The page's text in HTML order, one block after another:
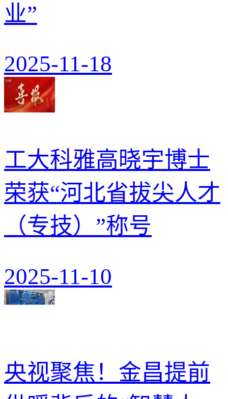
业”
2025-11-18
工大科雅高晓宇博士
荣获“河北省拔尖人才
（专技）”称号
2025-11-10
央视聚焦！金昌提前